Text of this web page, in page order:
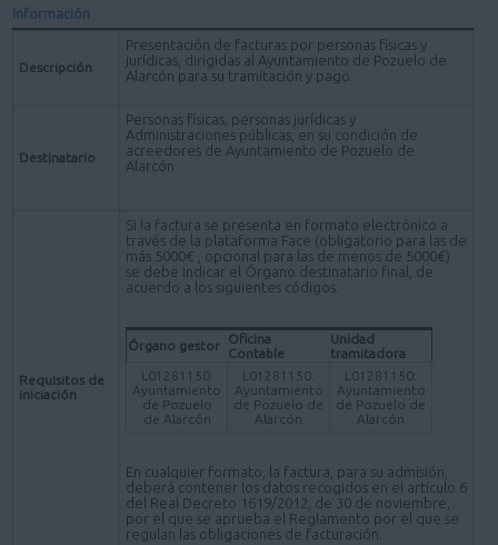
Información
Descripción
Presentación de facturas por personas físicas y
jurídicas, dirigidas al Ayuntamiento de Pozuelo de
Alarcón para su tramitación y pago.
Destinatario
Personas físicas, personas jurídicas y
Administraciones públicas, en su condición de
acreedores de Ayuntamiento de Pozuelo de
Alarcón.
Requisitos de
iniciación
Si la factura se presenta en formato electrónico a
través de la plataforma Face (obligatorio para las de
más 5000€ , opcional para las de menos de 5000€)
se debe indicar el Órgano destinatario final, de
acuerdo a los siguientes códigos:
Órgano gestor
Oficina
Contable
Unidad
tramitadora
L01281150:
Ayuntamiento
de Pozuelo
de Alarcón
L01281150:
Ayuntamiento
de Pozuelo de
Alarcón
L01281150:
Ayuntamiento
de Pozuelo de
Alarcón
En cualquier formato, la factura, para su admisión,
deberá contener los datos recogidos en el artículo 6
del Real Decreto 1619/2012, de 30 de noviembre,
por el que se aprueba el Reglamento por el que se
regulan las obligaciones de facturación.